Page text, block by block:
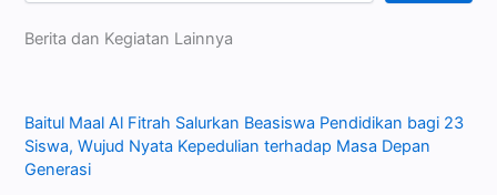
Berita dan Kegiatan Lainnya
Baitul Maal Al Fitrah Salurkan Beasiswa Pendidikan bagi 23
Siswa, Wujud Nyata Kepedulian terhadap Masa Depan
Generasi